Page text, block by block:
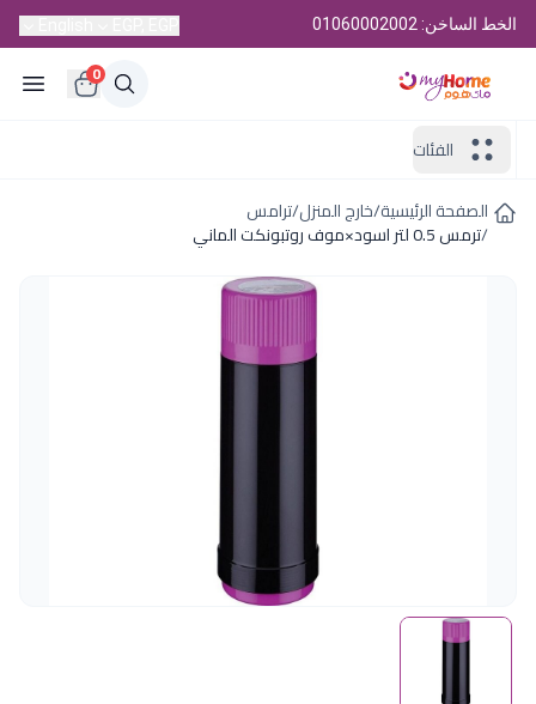
الخط الساخن: 01060002002
0
الفئات
الصفحة الرئيسية/خارج المنزل/ترامس
/ترمس 0.5 لتر اسود×موف روتبونكت الماني